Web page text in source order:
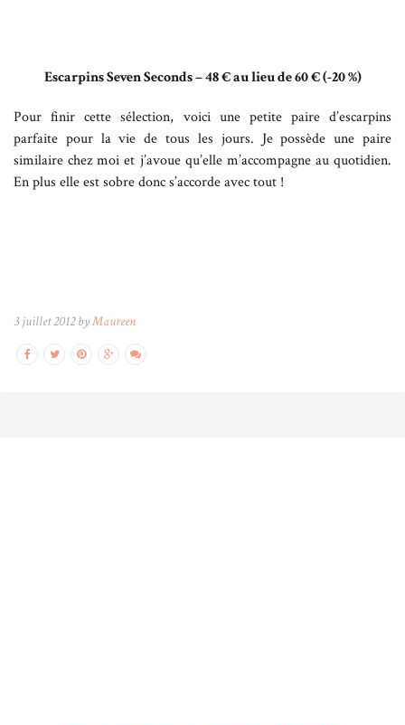
Escarpins Seven Seconds – 48 € au lieu de 60 € (-20 %)
Pour finir cette sélection, voici une petite paire d’escarpins
parfaite pour la vie de tous les jours. Je possède une paire
similaire chez moi et j’avoue qu’elle m’accompagne au quotidien.
En plus elle est sobre donc s’accorde avec tout !
3 juillet 2012 byMaureen